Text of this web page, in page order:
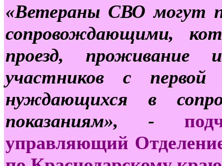
«Ветераны СВО могут
сопровождающими,
проезд,
участников с первой
нуждающихся в
показаниям», -
управляющий